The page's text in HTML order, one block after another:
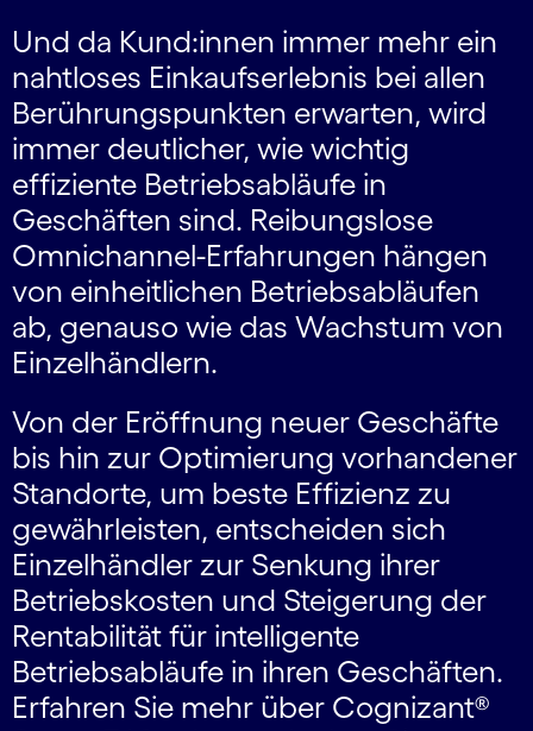
Und da Kund:innen immer mehr ein
nahtloses Einkaufserlebnis bei allen
Berührungspunkten erwarten, wird
immer deutlicher, wie wichtig
effiziente Betriebsabläufe in
Geschäften sind. Reibungslose
Omnichannel-Erfahrungen hängen
von einheitlichen Betriebsabläufen
ab, genauso wie das Wachstum von
Einzelhändlern.
Von der Eröffnung neuer Geschäfte
bis hin zur Optimierung vorhandener
Standorte, um beste Effizienz zu
gewährleisten, entscheiden sich
Einzelhändler zur Senkung ihrer
Betriebskosten und Steigerung der
Rentabilität für intelligente
Betriebsabläufe in ihren Geschäften.
Erfahren Sie mehr über Cognizant®